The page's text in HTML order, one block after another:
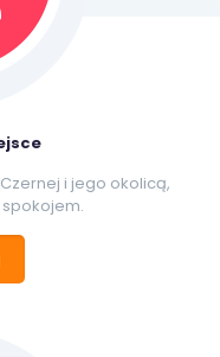
i jego okolicą,